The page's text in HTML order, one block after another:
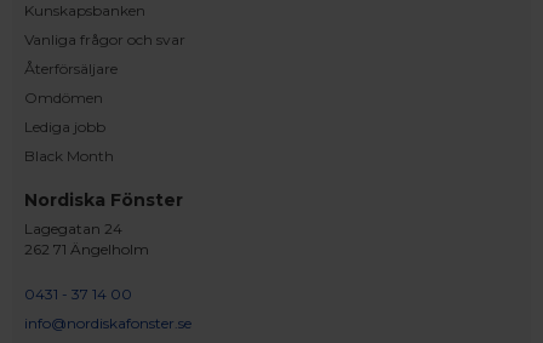
Kunskapsbanken
Vanliga frågor och svar
Återförsäljare
Omdömen
Lediga jobb
Black Month
Nordiska Fönster
Lagegatan 24
262 71 Ängelholm
0431 - 37 14 00
info@nordiskafonster.se